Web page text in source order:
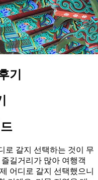
기
로 갈지 선택하는 것이 무
길거리가 많아 여행객
어디로 갈지 선택했으니